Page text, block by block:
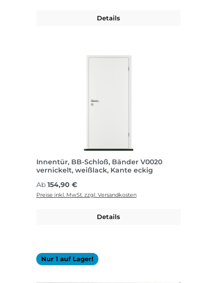
Details
Innentür, BB-Schloß, Bänder V0020
vernickelt, weißlack, Kante eckig
Regulärer Preis:
Ab 154,90 €
Preise inkl. MwSt. zzgl. Versandkosten
Details
Nur 1 auf Lager!